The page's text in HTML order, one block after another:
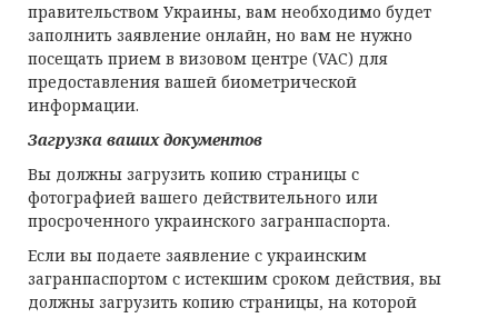
правительством Украины, вам необходимо будет
заполнить заявление онлайн, но вам не нужно
посещать прием в визовом центре (VAC) для
предоставления вашей биометрической
информации.
Загрузка ваших документов
Вы должны загрузить копию страницы с
фотографией вашего действительного или
просроченного украинского загранпаспорта.
Если вы подаете заявление с украинским
загранпаспортом с истекшим сроком действия, вы
должны загрузить копию страницы, на которой